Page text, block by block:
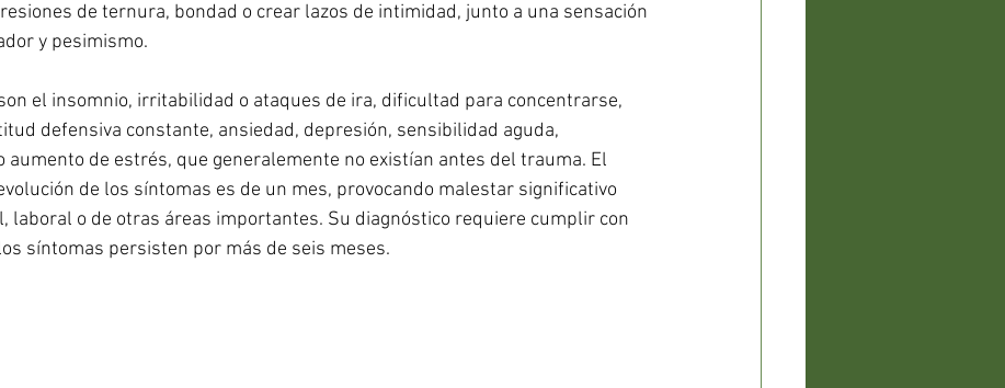
de ternura, bondad o crear lazos de intimidad, junto a una sensación
y pesimismo.
el insomnio, irritabilidad o ataques de ira, dificultad para concentrarse,
defensiva constante, ansiedad, depresión, sensibilidad aguda,
aumento de estrés, que generalemente no existían antes del trauma. El
de los síntomas es de un mes, provocando malestar significativo
laboral o de otras áreas importantes. Su diagnóstico requiere cumplir con
síntomas persisten por más de seis meses.